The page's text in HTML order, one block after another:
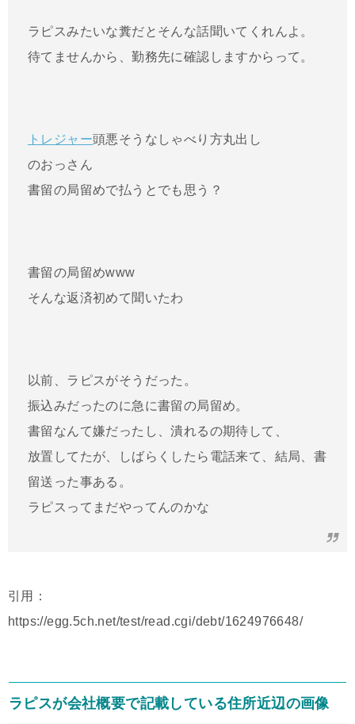
ラピスみたいな糞だとそんな話聞いてくれんよ。
待てませんから、勤務先に確認しますからって。
トレジャー頭悪そうなしゃべり方丸出し
のおっさん
書留の局留めで払うとでも思う？
書留の局留めwww
そんな返済初めて聞いたわ
以前、ラピスがそうだった。
振込みだったのに急に書留の局留め。
書留なんて嫌だったし、潰れるの期待して、
放置してたが、しばらくしたら電話来て、結局、書
留送った事ある。
ラピスってまだやってんのかな
引用：
https://egg.5ch.net/test/read.cgi/debt/1624976648/
ラピスが会社概要で記載している住所近辺の画像